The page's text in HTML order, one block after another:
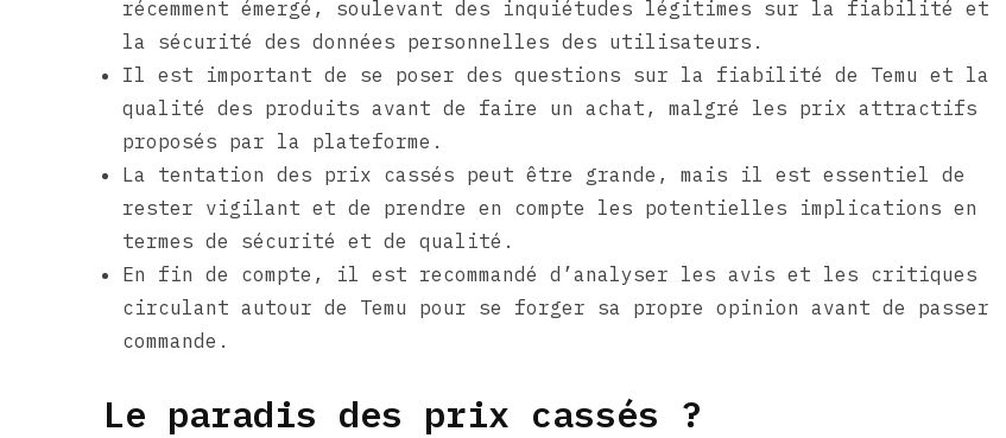
récemment émergé, soulevant des inquiétudes légitimes sur la fiabilité et
la sécurité des données personnelles des utilisateurs.
Il est important de se poser des questions sur la fiabilité de Temu et la
qualité des produits avant de faire un achat, malgré les prix attractifs
proposés par la plateforme.
La tentation des prix cassés peut être grande, mais il est essentiel de
rester vigilant et de prendre en compte les potentielles implications en
termes de sécurité et de qualité.
En fin de compte, il est recommandé d’analyser les avis et les critiques
circulant autour de Temu pour se forger sa propre opinion avant de passer
commande.
Le paradis des prix cassés ?